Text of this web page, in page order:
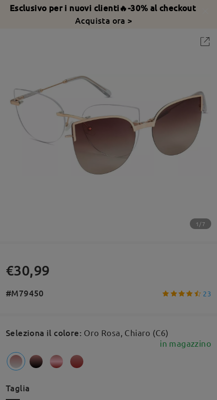
Esclusivo per i nuovi clienti🔥-30% al checkout
Acquista ora >
1/7
€30,99
#M79450 23
Seleziona il colore: Oro Rosa, Chiaro (C6)
in magazzino
Taglia